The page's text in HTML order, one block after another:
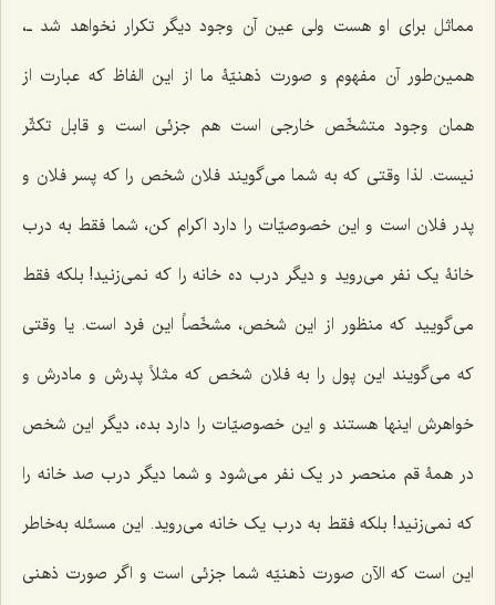
مماثل برای او هست ولی عین آن وجود دیگر تکرار نخواهد شد ـ،
همین‌طور آن مفهوم و صورت ذهنیّۀ ما از این الفاظ که عبارت از
همان وجود متشخّص خارجی است هم جزئی است و قابل تکثّر
نیست. لذا وقتی که به شما می‌گویند فلان شخص را که پسر فلان و
پدر فلان است و این خصوصیّات را دارد اکرام کن، شما فقط به درب
خانۀ یک نفر می‌روید و دیگر درب ده خانه را که نمی‌زنید! بلکه فقط
می‌گویید که منظور از این شخص، مشخّصاً این فرد است. یا وقتی
که می‌گویند این پول را به فلان شخص که مثلاً پدرش و مادرش و
خواهرش اینها هستند و این خصوصیّات را دارد بده، دیگر این شخص
در همۀ قم منحصر در یک نفر می‌شود و شما دیگر درب صد خانه را
که نمی‌زنید! بلکه فقط به درب یک خانه می‌روید. این مسئله به‌خاطر
این است که الآن صورت ذهنیّه شما جزئی است و اگر صورت ذهنی